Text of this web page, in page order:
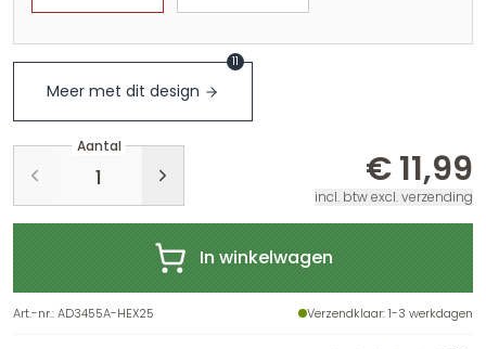
Meer met dit design
11
Aantal
€ 11,99
incl. btw excl. verzending
In winkelwagen
Art.-nr.:AD3455A-HEX25 Verzendklaar: 1-3 werkdagen